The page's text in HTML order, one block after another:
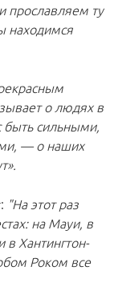
прославляем ту
находимся
о людях в
быть сильными,
— о наших
"На этот раз
на Мауи, в
Хантингтон-
Роком все